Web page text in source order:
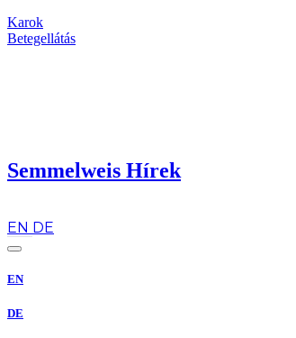
Karok
Betegellátás
Semmelweis Hírek
EN DE
EN
DE